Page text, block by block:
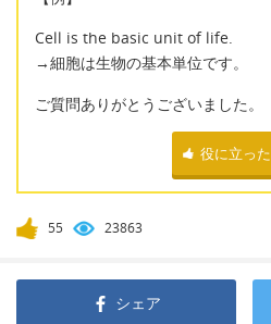
Cell is the basic unit of life.
→細胞は生物の基本単位です。
ご質問ありがとうございました。
役に立った
55 23863
シェア